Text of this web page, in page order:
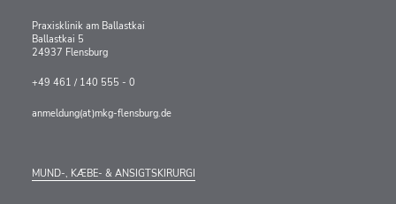
Praxisklinik am Ballastkai
Ballastkai 5
24937 Flensburg
+49 461 / 140 555 - 0
anmeldung(at)mkg-flensburg.de
MUND-, KÆBE- & ANSIGTSKIRURGI